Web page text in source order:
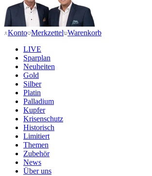
Konto Merkzettel Warenkorb
LIVE
Sparplan
Neuheiten
Gold
Silber
Platin
Palladium
Kupfer
Krisenschutz
Historisch
Limitiert
Themen
Zubehör
News
Über uns